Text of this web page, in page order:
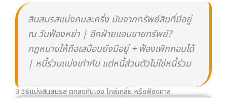
สินสมรสแบ่งคนละครึ่ง นับจากทรัพย์สินที่มีอยู่
ณ วันฟ้องหย่า | อีกฝ่ายแอบขายทรัพย์?
กฎหมายให้ถือเสมือนยังมีอยู่ + ฟ้องเพิกถอนได้
| หนี้ร่วมแบ่งเท่ากัน แต่หนี้ส่วนตัวไม่ใช่หนี้ร่วม
3 วิธีแบ่งสินสมรส ตกลงกันเอง ไกล่เกลี่ย หรือฟ้องศาล